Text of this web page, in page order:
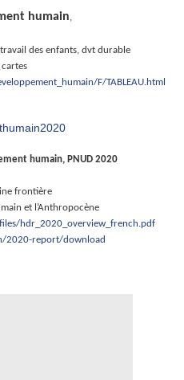
humain,
des enfants, dvt durable
F/TABLEAU.html
humain, PNUD 2020
frontière
et l’Anthropocène
hdr_2020_overview_french.pdf
2020-report/download